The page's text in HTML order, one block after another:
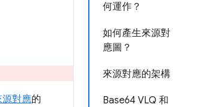
何運作？
如何產生來源對
應圖？
來源對應的架構
Base64 VLQ 和
源對應的